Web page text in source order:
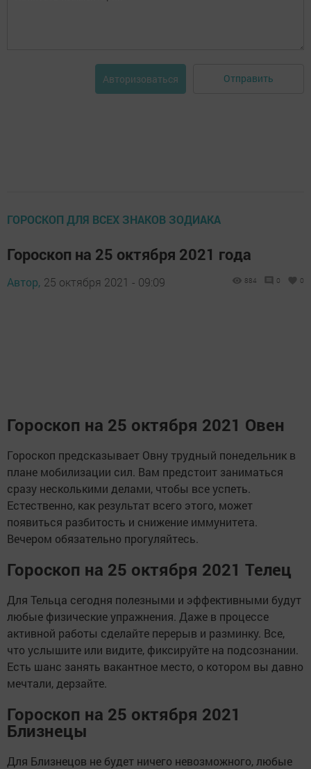
Авторизоваться Отправить
ГОРОСКОП ДЛЯ ВСЕХ ЗНАКОВ ЗОДИАКА
Гороскоп на 25 октября 2021 года
Автор, 25 октября 2021 - 09:09 884 0 0
Гороскоп на 25 октября 2021 Овен
Гороскоп предсказывает Овну трудный понедельник в
плане мобилизации сил. Вам предстоит заниматься
сразу несколькими делами, чтобы все успеть.
Естественно, как результат всего этого, может
появиться разбитость и снижение иммунитета.
Вечером обязательно прогуляйтесь.
Гороскоп на 25 октября 2021 Телец
Для Тельца сегодня полезными и эффективными будут
любые физические упражнения. Даже в процессе
активной работы сделайте перерыв и разминку. Все,
что услышите или видите, фиксируйте на подсознании.
Есть шанс занять вакантное место, о котором вы давно
мечтали, дерзайте.
Гороскоп на 25 октября 2021
Близнецы
Для Близнецов не будет ничего невозможного, любые